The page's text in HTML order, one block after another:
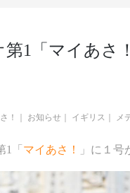
第1「マイあ
！ お知らせ イギリス メ
「 マイあさ！ 」に１号